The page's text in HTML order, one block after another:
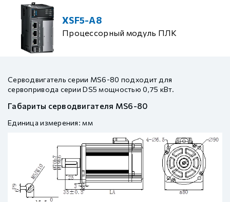
XSF5-A8
Процессорный модуль ПЛК
Серводвигатель серии MS6-80 подходит для
сервопривода серии DS5 мощностью 0,75 кВт.
Габариты серводвигателя MS6-80
Единица измерения: мм